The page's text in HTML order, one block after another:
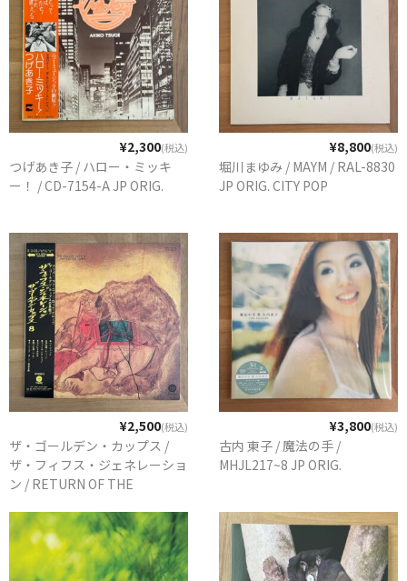
コンディション
Privacy Policy
特定商取引法に基づく表示
Contact
¥2,300(税込)
つげあき子 / ハロー・ミッキ
ー！ / CD-7154-A JP ORIG.
¥8,800(税込)
堀川まゆみ / MAYM / RAL-8830
JP ORIG. CITY POP
¥2,500(税込)
ザ・ゴールデン・カップス /
ザ・フィフス・ジェネレーショ
ン / RETURN OF THE
JP REISSUE
¥3,800(税込)
古内 東子 / 魔法の手 /
MHJL217~8 JP ORIG.